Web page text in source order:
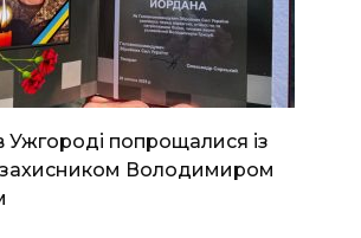
Ужгороді попрощалися із
Володимиром